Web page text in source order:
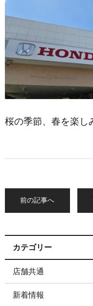
桜の季節、春を楽し
前の記事へ
カテゴリー
店舗共通
新着情報